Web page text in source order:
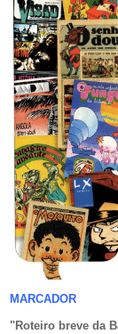
MARCADOR
"Roteiro breve da